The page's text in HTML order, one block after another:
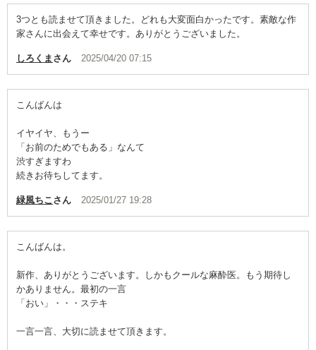
3つとも読ませて頂きました。どれも大変面白かったです。素敵な作
家さんに出会えて幸せです。ありがとうございました。
しろくま さん 2025/04/20 07:15
こんばんは
イヤイヤ、もうー
「お前のためでもある」なんて
渋すぎますわ
続きお待ちしてます。
緑風ちこ さん 2025/01/27 19:28
こんばんは。
新作、ありがとうございます。しかもクールな麻酔医。もう期待し
かありません。最初の一言
「おい」・・・ステキ
一言一言、大切に読ませて頂きます。